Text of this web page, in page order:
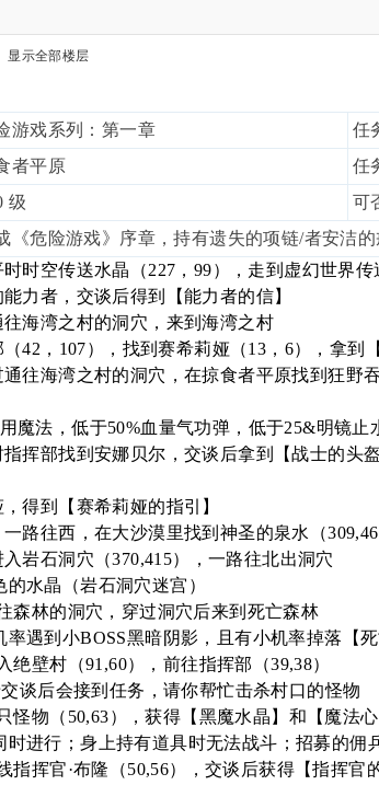
显示全部楼层
游戏系列：第一章 任
者平原 任
级 可
《危险游戏》序章，持有遗失的项链/者安洁
时空传送水晶（227，99），走到虚幻世界
力者，交谈后得到【能力者的信】
海湾之村的洞穴，来到海湾之村
42，107），找到赛希莉娅（13，6），拿到
往海湾之村的洞穴，在掠食者平原找到狂野
魔法，低于50%血量气功弹，低于25&明镜止
挥部找到安娜贝尔，交谈后拿到【战士的头
得到【赛希莉娅的指引】
路往西，在大沙漠里找到神圣的泉水（
岩石洞穴（370,415），一路往北出洞穴
水晶（岩石洞穴迷宫）
森林的洞穴，穿过洞穴后来到死亡森林
遇到小BOSS黑暗阴影，且有小机率掉落【
绝壁村（91,60），前往指挥部（39,38）
谈后会接到任务，请你帮忙击杀村口的怪物
怪物（50,63），获得【黑魔水晶】和【魔法
进行；身上持有道具时无法战斗；招募的佣
指挥官·布隆（50,56），交谈后获得【指挥